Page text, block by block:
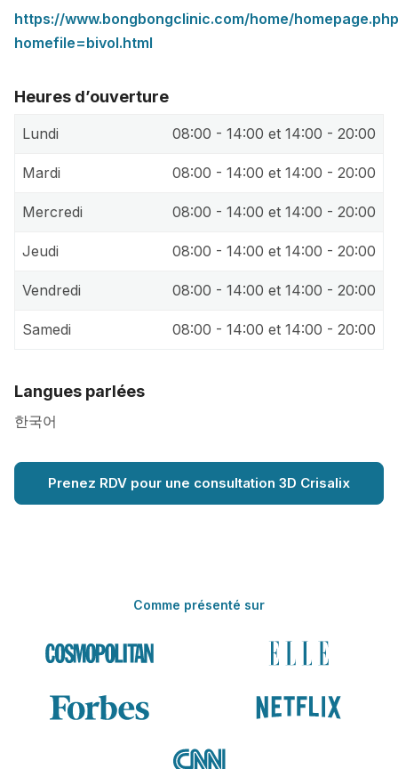
https://www.bongbongclinic.com/home/
homefile=bivol.html
Heures d’ouverture
Lundi 08:00 - 14:00 et 14:00 - 20:00
Mardi 08:00 - 14:00 et 14:00 - 20:00
Mercredi 08:00 - 14:00 et 14:00 - 20:00
Jeudi 08:00 - 14:00 et 14:00 - 20:00
Vendredi 08:00 - 14:00 et 14:00 - 20:00
Samedi 08:00 - 14:00 et 14:00 - 20:00
Langues parlées
한국어
Prenez RDV pour une consultation 3D Crisalix
Comme présenté sur